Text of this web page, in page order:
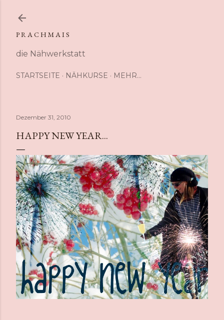
P R A C H M A I S
die Nähwerkstatt
STARTSEITE NÄHKURSE MEHR…
Dezember 31, 2010
HAPPY NEW YEAR...